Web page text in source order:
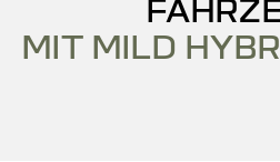
MIT MILD